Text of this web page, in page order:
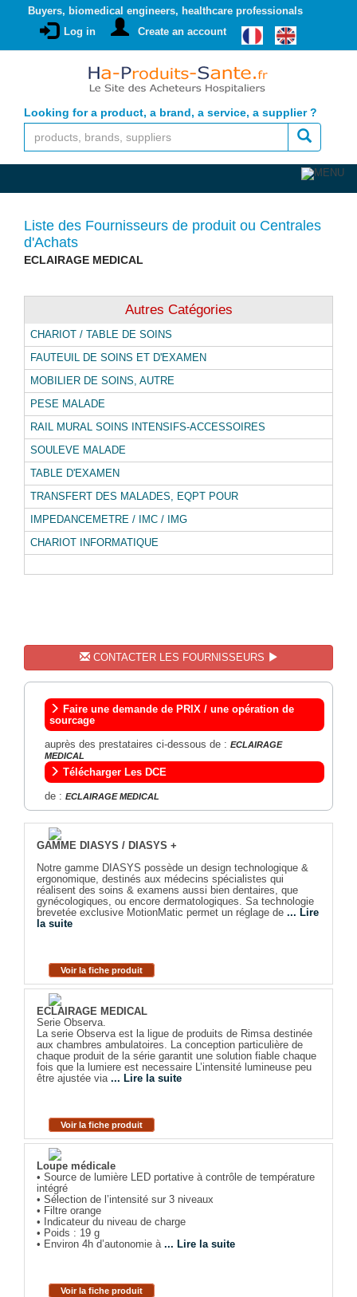
Buyers, biomedical engineers, healthcare professionals
Log in
Create an account
Looking for a product, a brand, a service, a supplier ?
Liste des Fournisseurs de produit ou Centrales
d'Achats
ECLAIRAGE MEDICAL
Autres Catégories
CHARIOT / TABLE DE SOINS
FAUTEUIL DE SOINS ET D'EXAMEN
MOBILIER DE SOINS, AUTRE
PESE MALADE
RAIL MURAL SOINS INTENSIFS-ACCESSOIRES
SOULEVE MALADE
TABLE D'EXAMEN
TRANSFERT DES MALADES, EQPT POUR
IMPEDANCEMETRE / IMC / IMG
CHARIOT INFORMATIQUE
CONTACTER LES FOURNISSEURS
Faire une demande de PRIX / une opération de
sourcage
auprès des prestataires ci-dessous de : ECLAIRAGE
MEDICAL
Télécharger Les DCE
de : ECLAIRAGE MEDICAL
GAMME DIASYS / DIASYS +
Notre gamme DIASYS possède un design technologique &
ergonomique, destinés aux médecins spécialistes qui
réalisent des soins & examens aussi bien dentaires, que
gynécologiques, ou encore dermatologiques. Sa technologie
brevetée exclusive MotionMatic permet un réglage de ... Lire
la suite
Voir la fiche produit
ECLAIRAGE MEDICAL
Serie Observa.
La serie Observa est la ligue de produits de Rimsa destinée
aux chambres ambulatoires. La conception particulière de
chaque produit de la série garantit une solution fiable chaque
fois que la lumiere est necessaire L’intensité lumineuse peu
être ajustée via ... Lire la suite
Voir la fiche produit
Loupe médicale
• Source de lumière LED portative à contrôle de température
intégré
• Sélection de l’intensité sur 3 niveaux
• Filtre orange
• Indicateur du niveau de charge
• Poids : 19 g
• Environ 4h d’autonomie à ... Lire la suite
Voir la fiche produit